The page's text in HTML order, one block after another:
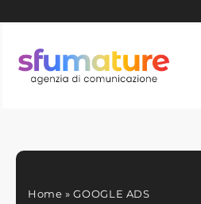
content
AGENZIA
Home »GOOGLE ADS